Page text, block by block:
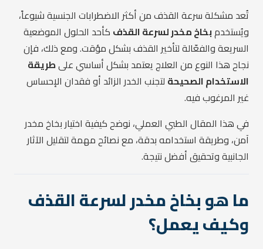
تُعد مشكلة سرعة القذف من أكثر الاضطرابات الجنسية شيوعاً،
ويُستخدمبخاخ مخدر لسرعة القذف كأحد الحلول الموضعية
السريعة والفعّالة لتأخير القذف بشكل مؤقت. ومع ذلك، فإن
نجاح هذا النوع من العلاج يعتمد بشكل أساسي علىطريقة
الاستخدام الصحيحة لتجنب الخدر الزائد أو فقدان الإحساس
غير المرغوب فيه.
في هذا المقال الطبي العملي، نوضح كيفية اختيار بخاخ مخدر
آمن، وطريقة استخدامه بدقة، مع نصائح مهمة لتقليل الآثار
الجانبية وتحقيق أفضل نتيجة.
ما هو بخاخ مخدر لسرعة القذف
وكيف يعمل؟